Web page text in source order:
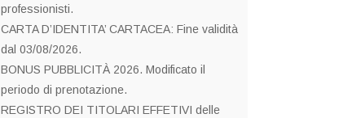
professionisti.
CARTA D’IDENTITA’ CARTACEA: Fine validità
dal 03/08/2026.
BONUS PUBBLICITÀ 2026. Modificato il
periodo di prenotazione.
REGISTRO DEI TITOLARI EFFETIVI delle